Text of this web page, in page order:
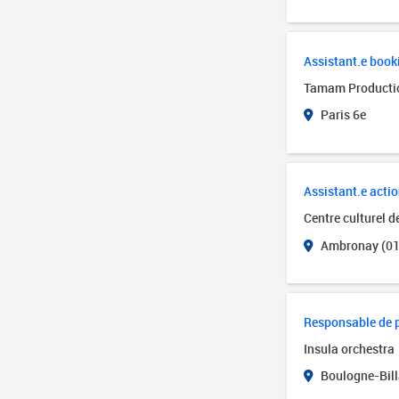
Assistant.e
Tamam
Paris 6e
Assistant.e
Centre culturel
Ambronay
Responsable de
Insula orchestra
Boulogne-